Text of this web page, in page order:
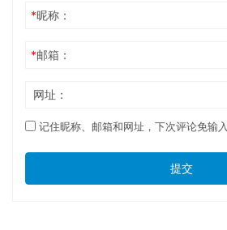
*昵称：
*邮箱：
网址：
记住昵称、邮箱和网址，下次评论免输入
提交